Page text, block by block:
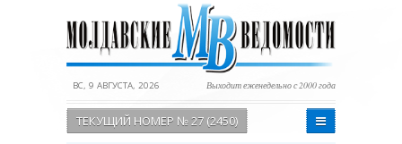
ВС, 9 АВГУСТА, 2026 Выходит еженедельно с 2000 года
ТЕКУЩИЙ НОМЕР № 27 (2450)